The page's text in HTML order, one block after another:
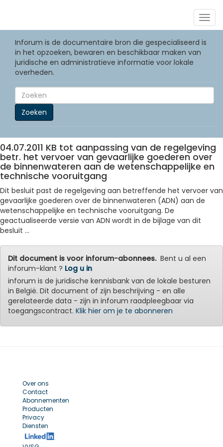
Inforum is de documentaire bron die gespecialiseerd is
in het opzoeken, bewaren en beschikbaar maken van
juridische en administratieve informatie voor lokale
overheden.
Zoeken
04.07.2011 KB tot aanpassing van de regelgeving
betr. het vervoer van gevaarlijke goederen over
de binnenwateren aan de wetenschappelijke en
technische vooruitgang
Dit besluit past de regelgeving aan betreffende het vervoer van
gevaarlijke goederen over de binnenwateren (ADN) aan de
wetenschappelijke en technische vooruitgang. De
geactualiseerde versie van ADN wordt in de bijlage van dit
besluit ...
Dit document is voor inforum-abonnees.Bent u al een
inforum-klant ? Log u in
inforum is de juridische kennisbank van de lokale besturen
in België. Dit document of zijn beschrijving - en alle
gerelateerde data - zijn in inforum raadpleegbaar via
toegangscontract. Klik hier om je te abonneren
Over ons
Contact
Abonnementen
Producten
Privacy
Diensten